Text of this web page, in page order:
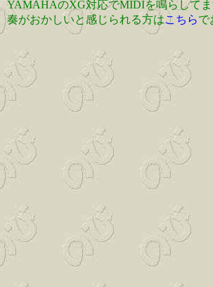
YAMAHAのXG対応でMIDIを鳴らして
奏がおかしいと感じられる方はこちらで